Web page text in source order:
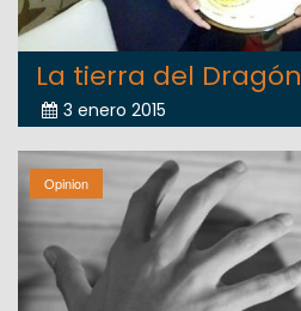
La tierra del Dragón
3 enero 2015
Opinion